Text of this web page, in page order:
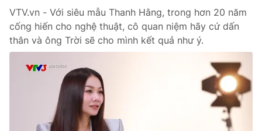
THỜI BÁO VTV
Theo dõi báo trên
Cơ quan chủ quản:Đài Truyền hình Việt Nam
Cơ quan báo chí:
Thời báo VTV
Giấy phép hoạt động báo in và báo điện tử số 483/GP-BTTTT
VTV.vn - Với siêu mẫu Thanh Hằng, trong hơn 20 năm
cống hiến cho nghệ thuật, cô quan niệm hãy cứ dấn
thân và ông Trời sẽ cho mình kết quả như ý.